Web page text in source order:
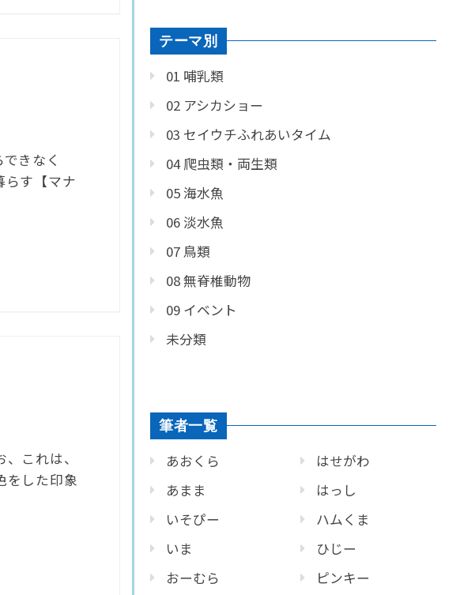
きなく
らす【マナ
これは、
をした印象
テーマ別
01 哺乳類
02 アシカショー
03 セイウチふれあいタイム
04 爬虫類・両生類
05 海水魚
06 淡水魚
07 鳥類
08 無脊椎動物
09 イベント
未分類
筆者一覧
あおくら
あまま
いそぴー
いま
おーむら
はせがわ
はっし
ハムくま
ひじー
ピンキー